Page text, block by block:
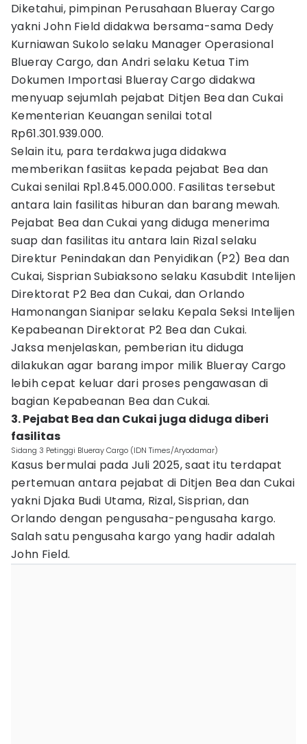
Diketahui, pimpinan Perusahaan Blueray Cargo
yakni John Field didakwa bersama-sama Dedy
Kurniawan Sukolo selaku Manager Operasional
Blueray Cargo, dan Andri selaku Ketua Tim
Dokumen Importasi Blueray Cargo didakwa
menyuap sejumlah pejabat Ditjen Bea dan Cukai
Kementerian Keuangan senilai total
Rp61.301.939.000.
Selain itu, para terdakwa juga didakwa
memberikan fasiitas kepada pejabat Bea dan
Cukai senilai Rp1.845.000.000. Fasilitas tersebut
antara lain fasilitas hiburan dan barang mewah.
Pejabat Bea dan Cukai yang diduga menerima
suap dan fasilitas itu antara lain Rizal selaku
Direktur Penindakan dan Penyidikan (P2) Bea dan
Cukai, Sisprian Subiaksono selaku Kasubdit Intelijen
Direktorat P2 Bea dan Cukai, dan Orlando
Hamonangan Sianipar selaku Kepala Seksi Intelijen
Kepabeanan Direktorat P2 Bea dan Cukai.
Jaksa menjelaskan, pemberian itu diduga
dilakukan agar barang impor milik Blueray Cargo
lebih cepat keluar dari proses pengawasan di
bagian Kepabeanan Bea dan Cukai.
3. Pejabat Bea dan Cukai juga diduga diberi
fasilitas
Sidang 3 Petinggi Blueray Cargo (IDN Times/Aryodamar)
Kasus bermulai pada Juli 2025, saat itu terdapat
pertemuan antara pejabat di Ditjen Bea dan Cukai
yakni Djaka Budi Utama, Rizal, Sisprian, dan
Orlando dengan pengusaha-pengusaha kargo.
Salah satu pengusaha kargo yang hadir adalah
John Field.